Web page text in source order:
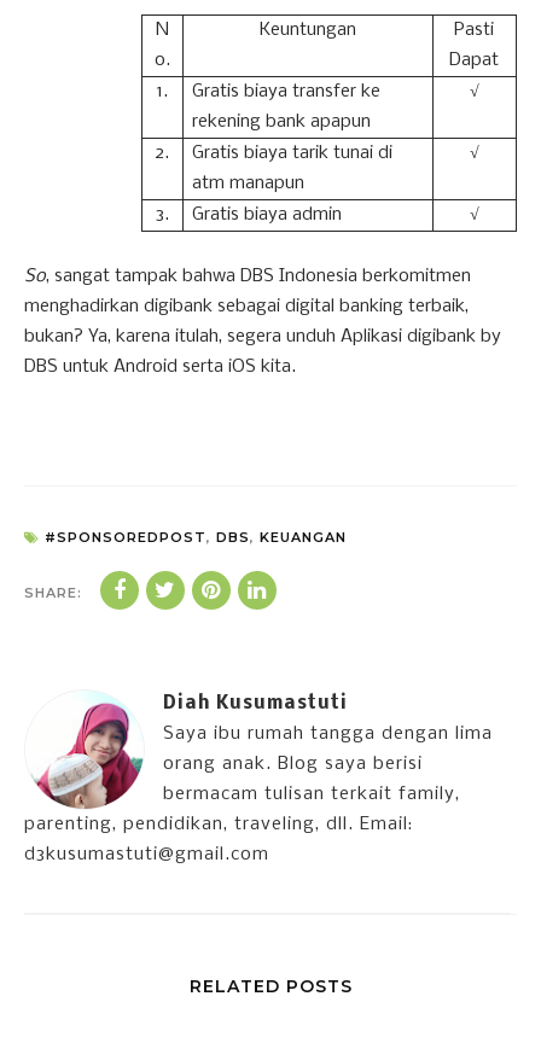
N
o.
Keuntungan
Pasti
Dapat
1.
Gratis biaya transfer ke
rekening bank apapun
√
2.
Gratis biaya tarik tunai di
atm manapun
√
3. Gratis biaya admin √
So, sangat tampak bahwa DBS Indonesia berkomitmen
menghadirkan digibank sebagai digital banking terbaik,
bukan? Ya, karena itulah, segera unduh Aplikasi digibank by
DBS untuk Android serta iOS kita.
#SPONSOREDPOST, DBS, KEUANGAN
SHARE:
Diah Kusumastuti
Saya ibu rumah tangga dengan lima
orang anak. Blog saya berisi
bermacam tulisan terkait family,
parenting, pendidikan, traveling, dll. Email:
d3kusumastuti@gmail.com
RELATED POSTS